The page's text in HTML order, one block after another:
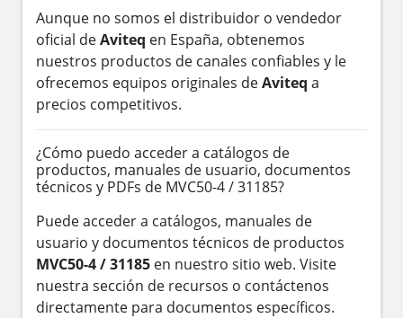
Aunque no somos el distribuidor o vendedor
oficial deAviteq en España, obtenemos
nuestros productos de canales confiables y le
ofrecemos equipos originales deAviteq a
precios competitivos.
¿Cómo puedo acceder a catálogos de
productos, manuales de usuario, documentos
técnicos y PDFs de MVC50-4 / 31185?
Puede acceder a catálogos, manuales de
usuario y documentos técnicos de productos
MVC50-4 / 31185 en nuestro sitio web. Visite
nuestra sección de recursos o contáctenos
directamente para documentos específicos.